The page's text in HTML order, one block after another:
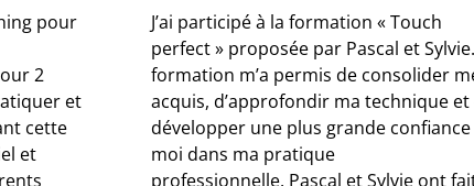
pour
2
et
cette
et
J’ai participé à la formation « Touch
perfect » proposée par Pascal et Sylvie.
formation m’a permis de consolider
acquis,d’approfondir ma technique et
développer une plus grande confiance
moidans ma pratique
professionnelle. Pascal et Sylvie ont